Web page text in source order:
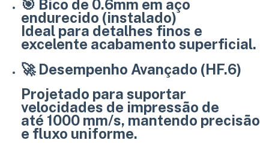
🎯 Bico de 0.6mm em aço
endurecido (instalado)
Ideal para detalhes finos e
excelente acabamento superficial.
🚀 Desempenho Avançado (HF.6)
Projetado para suportar
velocidades de impressão de
até 1000 mm/s, mantendo precisão
e fluxo uniforme.